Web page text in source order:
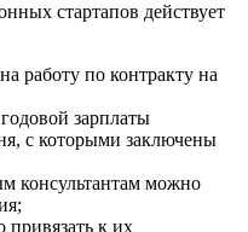
стартапов действует
работу по контракту на
зарплаты
с которыми заключены
консультантам можно
привязать к их